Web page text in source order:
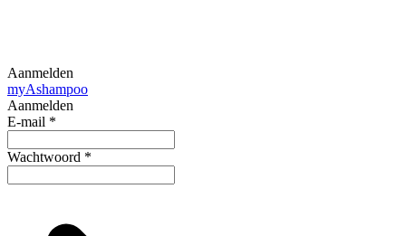
Aanmelden
myAshampoo
Aanmelden
E-mail *
Wachtwoord *